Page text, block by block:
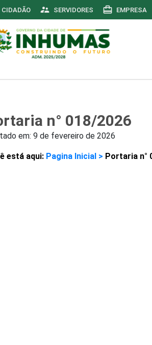
CIDADÃO supervisor_account SERVIDORES card_travel EMPRESA
n° 018/2026
em: 9 de fevereiro de 2026
está aqui: Pagina Inicial > Portaria n°